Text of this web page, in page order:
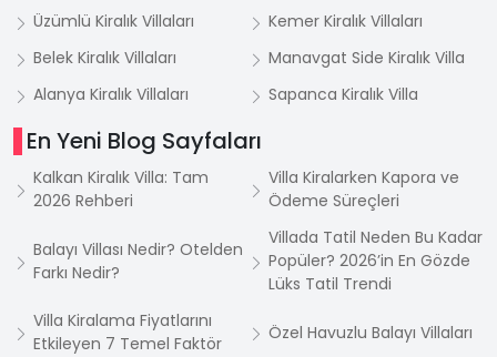
Üzümlü Kiralık Villaları
Kemer Kiralık Villaları
Belek Kiralık Villaları
Manavgat Side Kiralık Villa
Alanya Kiralık Villaları
Sapanca Kiralık Villa
En Yeni Blog Sayfaları
Kalkan Kiralık Villa: Tam
2026 Rehberi
Villa Kiralarken Kapora ve
Ödeme Süreçleri
Balayı Villası Nedir? Otelden
Farkı Nedir?
Villada Tatil Neden Bu Kadar
Popüler? 2026’in En Gözde
Lüks Tatil Trendi
Villa Kiralama Fiyatlarını
Etkileyen 7 Temel Faktör
Özel Havuzlu Balayı Villaları